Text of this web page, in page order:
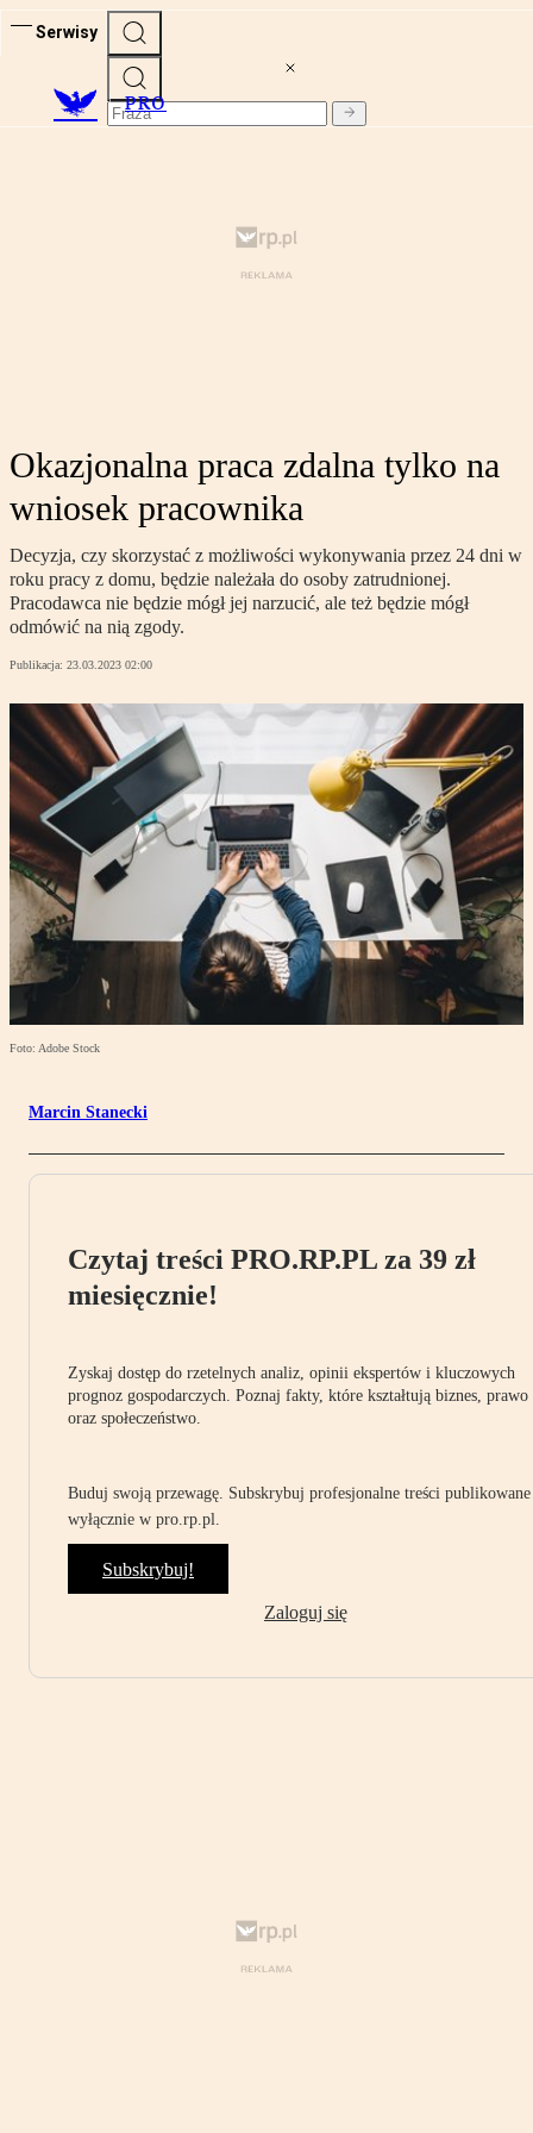
Serwisy
PRO
Okazjonalna praca zdalna tylko na
wniosek pracownika
Decyzja, czy skorzystać z możliwości wykonywania przez 24 dni w
roku pracy z domu, będzie należała do osoby zatrudnionej.
Pracodawca nie będzie mógł jej narzucić, ale też będzie mógł
odmówić na nią zgody.
Publikacja: 23.03.2023 02:00
Foto: Adobe Stock
Marcin Stanecki
Czytaj treści PRO.RP.PL za 39 zł
miesięcznie!
Zyskaj dostęp do rzetelnych analiz, opinii ekspertów i kluczowych
prognoz gospodarczych. Poznaj fakty, które kształtują biznes, prawo
oraz społeczeństwo.
Buduj swoją przewagę. Subskrybuj profesjonalne treści publikowane
wyłącznie w pro.rp.pl.
Subskrybuj!
Zaloguj się